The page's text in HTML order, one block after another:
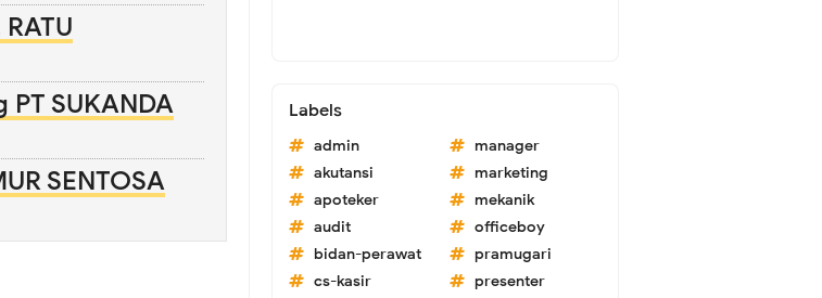
SUKANDA
SENTOSA
Labels
admin
akutansi
apoteker
audit
bidan-perawat
cs-kasir
manager
marketing
mekanik
officeboy
pramugari
presenter